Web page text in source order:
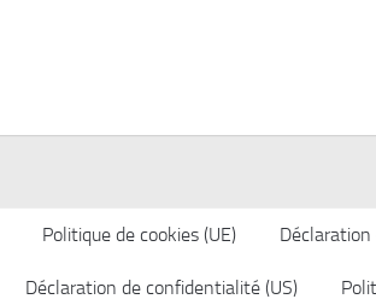
Politique de cookies (UE)
Déclaration de confidentialité (US)